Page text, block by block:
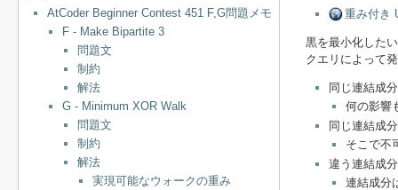
AtCoder Beginner Contest 451 F,G問題メモ
F - Make Bipartite 3
問題文
制約
解法
G - Minimum XOR Walk
問題文
制約
解法
実現可能なウォークの重み
重み付き
黒を最小化した
クエリによって
同じ連結成
何の影響
同じ連結成
そこで不
違う連結成
連結成分